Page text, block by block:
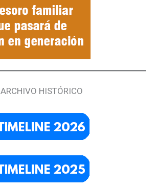
ARCHIVO HISTÓRICO